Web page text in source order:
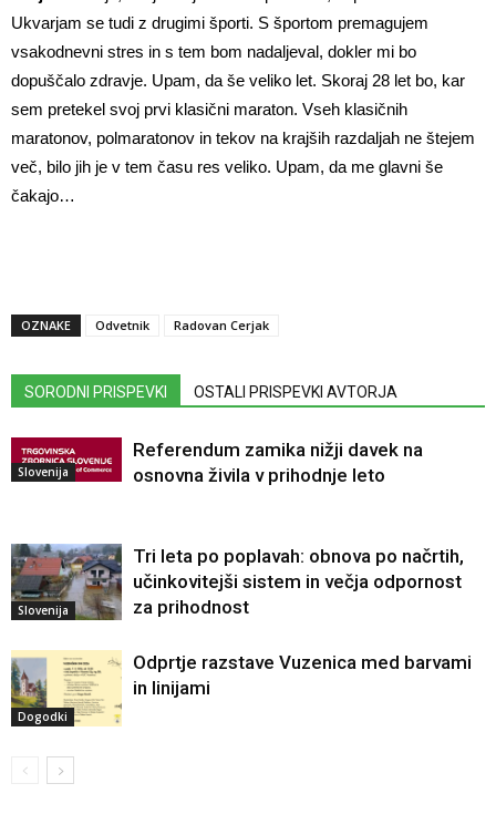
Ukvarjam se tudi z drugimi športi. S športom premagujem
vsakodnevni stres in s tem bom nadaljeval, dokler mi bo
dopuščalo zdravje. Upam, da še veliko let. Skoraj 28 let bo, kar
sem pretekel svoj prvi klasični maraton. Vseh klasičnih
maratonov, polmaratonov in tekov na krajših razdaljah ne štejem
več, bilo jih je v tem času res veliko. Upam, da me glavni še
čakajo…
OZNAKE Odvetnik Radovan Cerjak
SORODNI PRISPEVKI OSTALI PRISPEVKI AVTORJA
Slovenija
Referendum zamika nižji davek na
osnovna živila v prihodnje leto
Slovenija
Tri leta po poplavah: obnova po načrtih,
učinkovitejši sistem in večja odpornost
za prihodnost
Dogodki
Odprtje razstave Vuzenica med barvami
in linijami